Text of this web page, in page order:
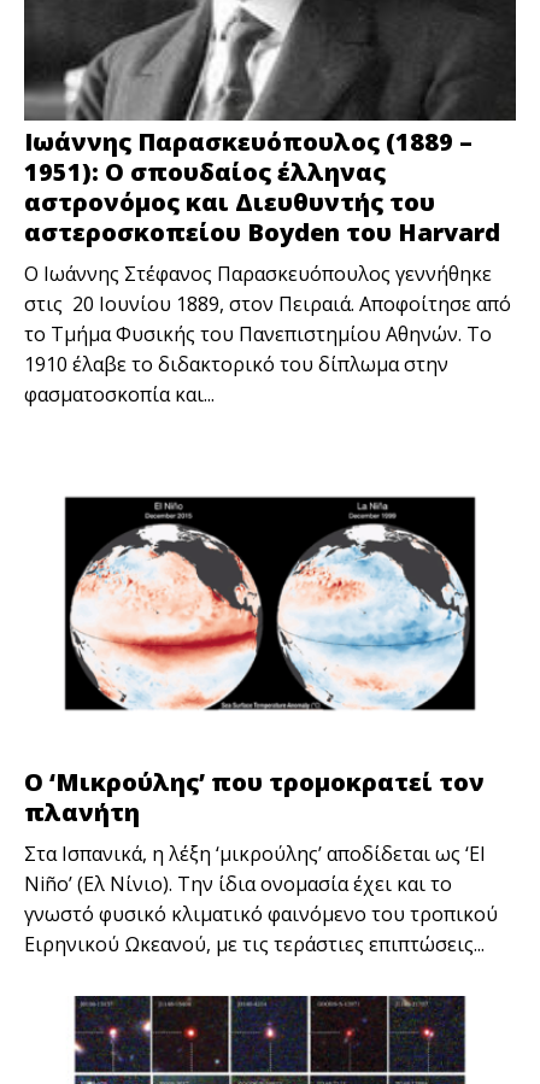
Ιωάννης Παρασκευόπουλος (1889 –
1951): O σπουδαίος έλληνας
αστρονόμος και Διευθυντής του
αστεροσκοπείου Boyden του Harvard
Ο Ιωάννης Στέφανος Παρασκευόπουλος γεννήθηκε
στις 20 Ιουνίου 1889, στον Πειραιά. Αποφοίτησε από
το Τμήμα Φυσικής του Πανεπιστημίου Αθηνών. Το
1910 έλαβε το διδακτορικό του δίπλωμα στην
φασματοσκοπία και...
Ο ‘Mικρούλης’ που τρομοκρατεί τον
πλανήτη
Στα Ισπανικά, η λέξη ‘μικρούλης’ αποδίδεται ως ‘El
Niño’ (Ελ Νίνιo). Την ίδια ονομασία έχει και το
γνωστό φυσικό κλιματικό φαινόμενο του τροπικού
Ειρηνικού Ωκεανού, με τις τεράστιες επιπτώσεις...